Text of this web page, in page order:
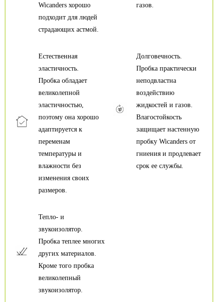
Wicanders хорошо
подходит для людей
страдающих астмой.
газов.
Долговечность.
Пробка практически
неподвластна
воздействию
жидкостей и газов.
Влагостойкость
защищает настенную
пробку Wicanders от
гниения и продлевает
срок ее службы.
Естественная
эластичность.
Пробка обладает
великолепной
эластичностью,
поэтому она хорошо
адаптируется к
переменам
температуры и
влажности без
изменения своих
размеров.
Тепло- и
звукоизолятор.
Пробка теплее многих
других материалов.
Кроме того пробка
великолепный
звукоизолятор.